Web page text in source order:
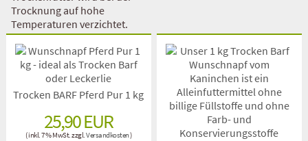
Trocken BARF Pferd Pur 1 kg
25,90 EUR
( inkl. 7 % MwSt. zzgl.Versandkosten)